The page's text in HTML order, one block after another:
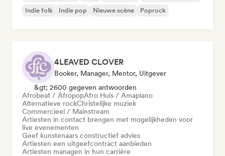
Indie folk
Indie pop Nieuwe scène Poprock
4LEAVED CLOVER
Booker, Manager, Mentor, Uitgever
&gt; 2600 gegeven antwoorden
Afrobeat / AfropopAfro Huis / Amapiano
Alternatieve rockChristelijke muziek
Commercieel / Mainstream
Artiesten in contact brengen met mogelijkheden voor
live evenementen
Geef kunstenaars constructief advies
Artiesten een uitgeefcontract aanbieden
Artiesten managen in hun carrière